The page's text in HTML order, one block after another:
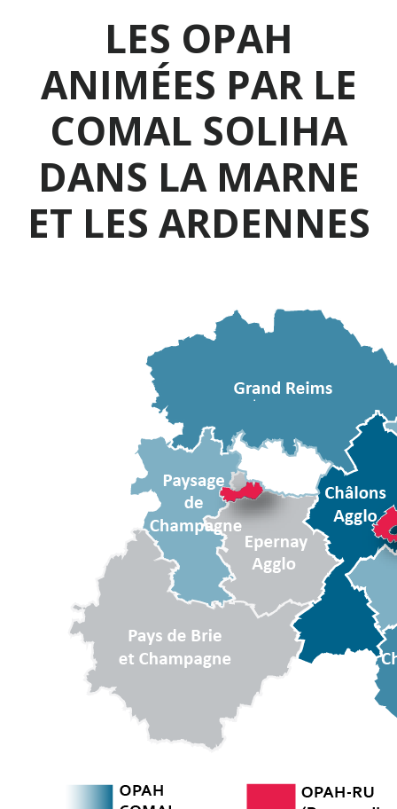
LES OPAH
ANIMÉES PAR LE
COMAL SOLIHA
DANS LA MARNE
ET LES ARDENNES